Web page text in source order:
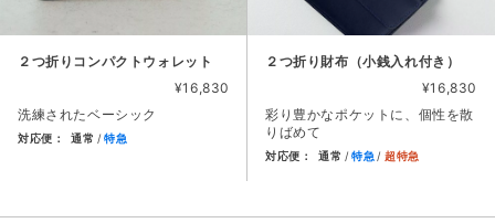
２つ折りコンパクトウォレット
¥16,830
洗練されたベーシック
対応便： 通常 特急
２つ折り財布（小銭入れ付き）
¥16,830
彩り豊かなポケットに、個性を散
りばめて
対応便： 通常 特急 超特急